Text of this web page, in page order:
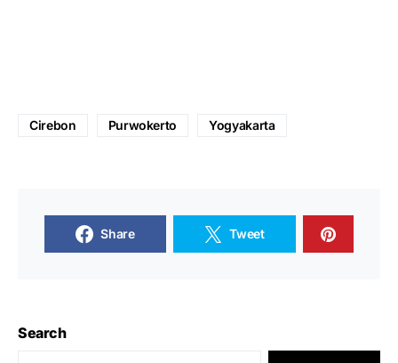
Cirebon Purwokerto Yogyakarta
Share Tweet
Search